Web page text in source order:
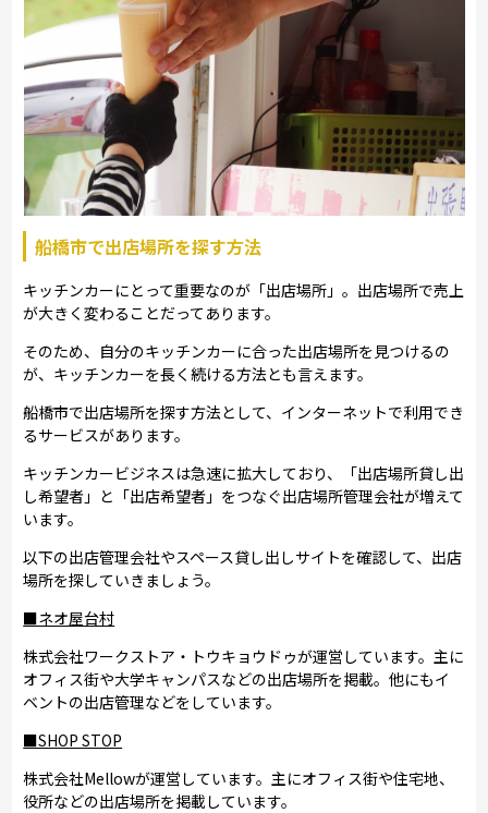
船橋市で出店場所を探す方法
キッチンカーにとって重要なのが「出店場所」。出店場所で売上
が大きく変わることだってあります。
そのため、自分のキッチンカーに合った出店場所を見つけるの
が、キッチンカーを長く続ける方法とも言えます。
船橋市で出店場所を探す方法として、インターネットで利用でき
るサービスがあります。
キッチンカービジネスは急速に拡大しており、「出店場所貸し出
し希望者」と「出店希望者」をつなぐ出店場所管理会社が増えて
います。
以下の出店管理会社やスペース貸し出しサイトを確認して、出店
場所を探していきましょう。
■ネオ屋台村
株式会社ワークストア・トウキョウドゥが運営しています。主に
オフィス街や大学キャンパスなどの出店場所を掲載。他にもイ
ベントの出店管理などをしています。
■SHOP STOP
株式会社Mellowが運営しています。主にオフィス街や住宅地、
役所などの出店場所を掲載しています。